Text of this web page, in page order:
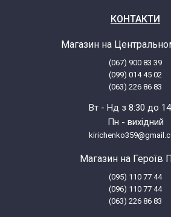
КОНТАКТИ
Магазин на
(067) 900 83 39
(099) 014 45 02
(063) 226 86 83
Вт - Нд з 8:30 до
Пн - вихідний
Магазин на Героїв
(095) 110 77 44
(096) 110 77 44
(063) 226 86 83